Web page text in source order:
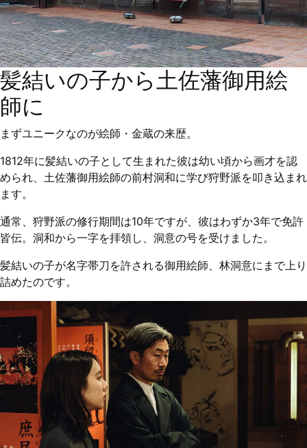
髪結いの子から土佐藩御用絵
師に
まずユニークなのが絵師・金蔵の来歴。
1812年に髪結いの子として生まれた彼は幼い頃から画才を認
められ、土佐藩御用絵師の前村洞和に学び狩野派を叩き込まれ
ます。
通常、狩野派の修行期間は10年ですが、彼はわずか3年で免許
皆伝。洞和から一字を拝領し、洞意の号を受けました。
髪結いの子が名字帯刀を許される御用絵師、林洞意にまで上り
詰めたのです。